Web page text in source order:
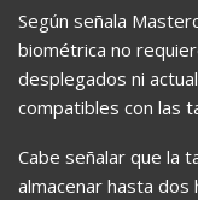
Según señala
biométrica no
desplegados ni
compatibles con las
Cabe señalar que la
almacenar hasta dos